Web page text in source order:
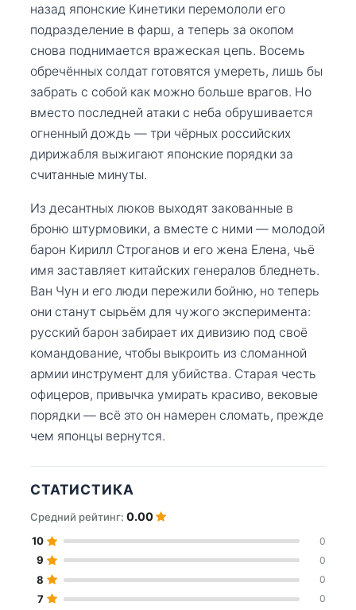
назад японские Кинетики перемололи его
подразделение в фарш, а теперь за окопом
снова поднимается вражеская цепь. Восемь
обречённых солдат готовятся умереть, лишь бы
забрать с собой как можно больше врагов. Но
вместо последней атаки с неба обрушивается
огненный дождь — три чёрных российских
дирижабля выжигают японские порядки за
считанные минуты.
Из десантных люков выходят закованные в
броню штурмовики, а вместе с ними — молодой
барон Кирилл Строганов и его жена Елена, чьё
имя заставляет китайских генералов бледнеть.
Ван Чун и его люди пережили бойню, но теперь
они станут сырьём для чужого эксперимента:
русский барон забирает их дивизию под своё
командование, чтобы выкроить из сломанной
армии инструмент для убийства. Старая честь
офицеров, привычка умирать красиво, вековые
порядки — всё это он намерен сломать, прежде
чем японцы вернутся.
СТАТИСТИКА
Средний рейтинг: 0.00
10 0
9 0
8 0
7 0